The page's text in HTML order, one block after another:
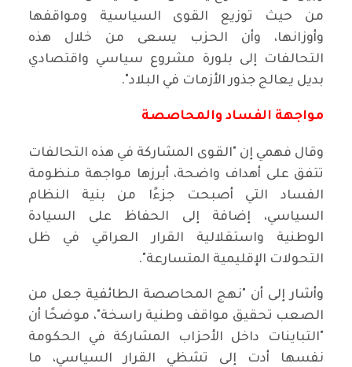
من حيث توزيع القوى السياسية ومواقفها
وأوزانها، وأن الحزب يسعى من خلال هذه
التحالفات إلى بلورة مشروع سياسي واقتصادي
بديل يعالج جذور الأزمات في البلاد".
مواجهة الفساد والمحاصصة
وقال فهمي إن "القوى المشاركة في هذه التحالفات
تتفق على أهداف واضحة، أبرزها مواجهة منظومة
الفساد التي أصبحت جزءًا من بنية النظام
السياسي، إضافة إلى الحفاظ على السيادة
الوطنية واستقلالية القرار العراقي في ظل
التحولات الإقليمية المتسارعة".
وأشار إلى أن "نهج المحاصصة الطائفية جعل من
الصعب تحقيق مواقف وطنية راسخة"، موضحًا أن
"التباينات داخل الأحزاب المشاركة في الحكومة
نفسها أدت إلى تشظي القرار السياسي، ما